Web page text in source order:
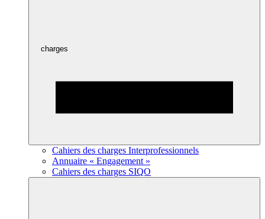
charges
Cahiers des charges Interprofessionnels
Annuaire « Engagement »
Cahiers des charges SIQO